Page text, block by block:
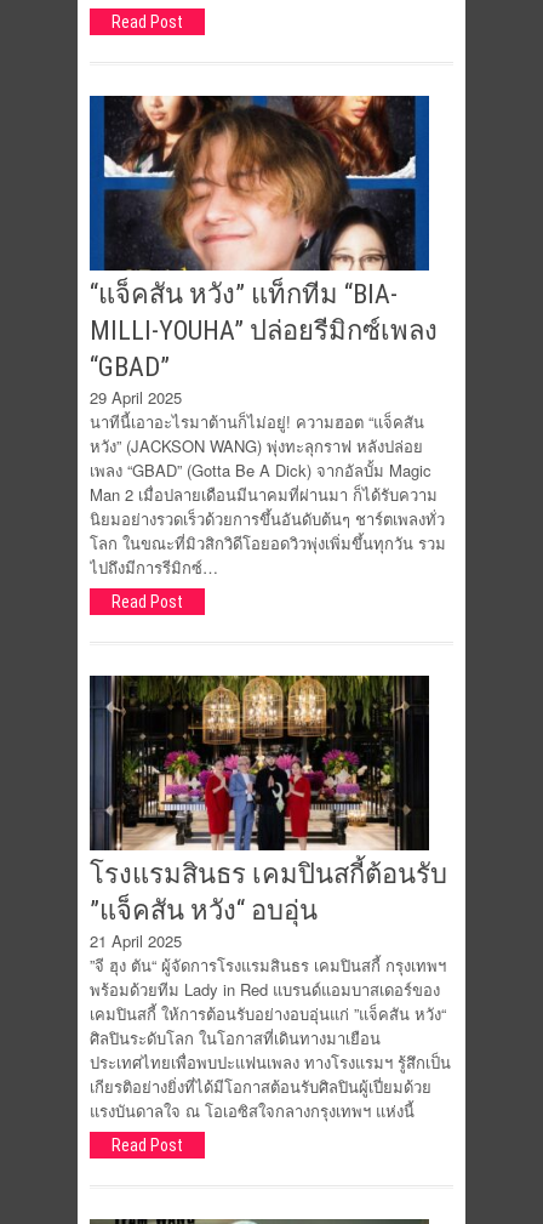
Read Post
“แจ็คสัน หวัง” แท็กทีม “BIA-
MILLI-YOUHA” ปล่อยรีมิกซ์เพลง
“GBAD”
29 April 2025
นาทีนี้เอาอะไรมาต้านก็ไม่อยู่! ความฮอต “แจ็คสัน
หวัง” (JACKSON WANG) พุ่งทะลุกราฟ หลังปล่อย
เพลง “GBAD” (Gotta Be A Dick) จากอัลบั้ม Magic
Man 2 เมื่อปลายเดือนมีนาคมที่ผ่านมา ก็ได้รับความ
นิยมอย่างรวดเร็วด้วยการขึ้นอันดับต้นๆ ชาร์ตเพลงทั่ว
โลก ในขณะที่มิวสิกวิดีโอยอดวิวพุ่งเพิ่มขึ้นทุกวัน รวม
ไปถึงมีการรีมิกซ์…
Read Post
โรงแรมสินธร เคมปินสกี้ต้อนรับ
”แจ็คสัน หวัง“ อบอุ่น
21 April 2025
”จี ฮุง ตัน“ ผู้จัดการโรงแรมสินธร เคมปินสกี้ กรุงเทพฯ
พร้อมด้วยทีม Lady in Red แบรนด์แอมบาสเดอร์ของ
เคมปินสกี้ ให้การต้อนรับอย่างอบอุ่นแก่ ”แจ็คสัน หวัง“
ศิลปินระดับโลก ในโอกาสที่เดินทางมาเยือน
ประเทศไทยเพื่อพบปะแฟนเพลง ทางโรงแรมฯ รู้สึกเป็น
เกียรติอย่างยิ่งที่ได้มีโอกาสต้อนรับศิลปินผู้เปี่ยมด้วย
แรงบันดาลใจ ณ โอเอซิสใจกลางกรุงเทพฯ แห่งนี้
Read Post